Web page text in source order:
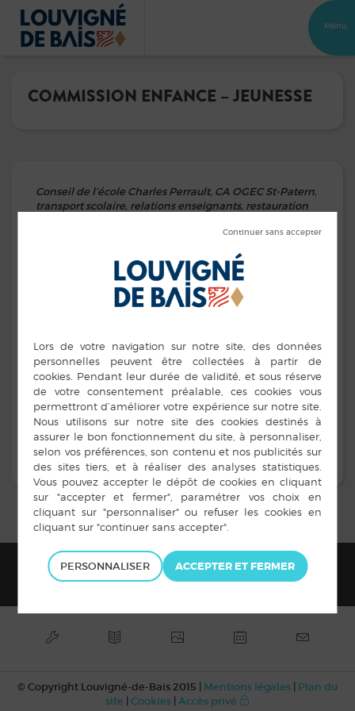
Menu
COMMISSION ENFANCE – JEUNESSE
Conseil de l’école Charles Perrault, CA OGEC St-Patern,
transport scolaire, relations enseignants, restauration
Alexandra GOUSSET
Laurence LOISON
Marie-Christine BATTEUX
Marie-Christine LOUIN
Angélique LE BORGNE
Caroline STEINLÉ
Julien GUILARD
RETOUR À LA LISTE DES COMMISSIONS
© Copyright Louvigné-de-Bais 2015 | Mentions légales | Plan du
site | Cookies | Accès privé
PERSONNALISER